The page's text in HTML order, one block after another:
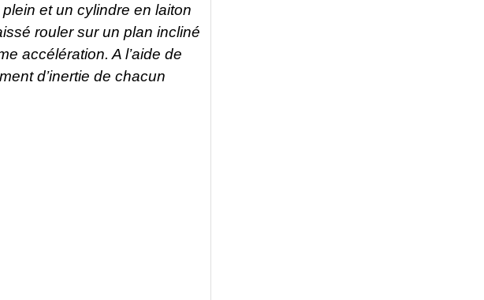
et un cylindre en laiton
rouler sur un plan incliné
accélération. A l’aide de
d’inertie de chacun